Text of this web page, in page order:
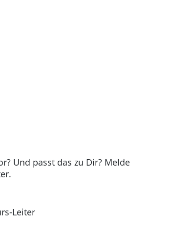
Und passt das zu Dir? Melde
Leiter